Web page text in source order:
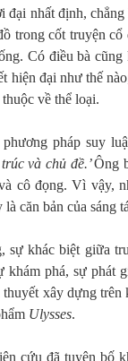
đại nhất định,
trong cốt truyện
Có điều bà
hiện đại như thế
về thể loại.
pháp suy
và chủ đề.’Ông
cô đọng. Vì vậy,
căn bản của sáng
sự khác biệt giữa
phá, sự phát
xây dựng trên
Ulysses.
cứu đã tuyên bố